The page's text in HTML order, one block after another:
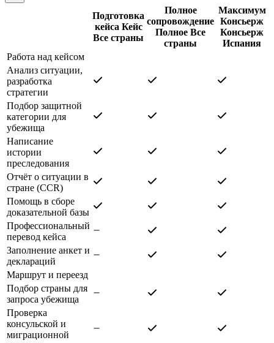
Подготовка
кейса Кейс
Все страны
Полное
сопровождение
Полное Все
страны
Максимум
Консьерж
Консьерж
Испания
Работа над кейсом
Анализ ситуации,
разработка
стратегии
Подбор защитной
категории для
убежища
Написание
истории
преследования
Отчёт о ситуации в
стране (CCR)
Помощь в сборе
доказательной базы
Профессиональный
перевод кейса
Заполнение анкет и
деклараций
Маршрут и переезд
Подбор страны для
запроса убежища
Проверка
консульской и
миграционной